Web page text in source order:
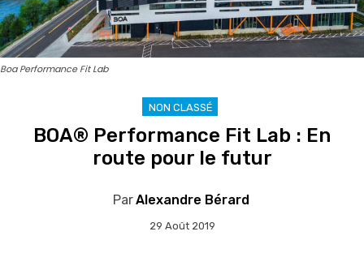
Boa Performance Fit Lab
NON CLASSÉ
BOA® Performance Fit Lab : En
route pour le futur
ParAlexandre Bérard
29 Août 2019